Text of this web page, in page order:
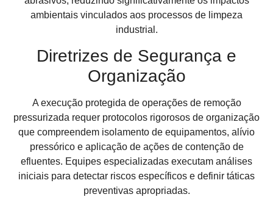
ambientais vinculados aos processos de limpeza
industrial.
Diretrizes de Segurança e
Organização
A execução protegida de operações de remoção
pressurizada requer protocolos rigorosos de organização
que compreendem isolamento de equipamentos, alívio
pressórico e aplicação de ações de contenção de
efluentes. Equipes especializadas executam análises
iniciais para detectar riscos específicos e definir táticas
preventivas apropriadas.